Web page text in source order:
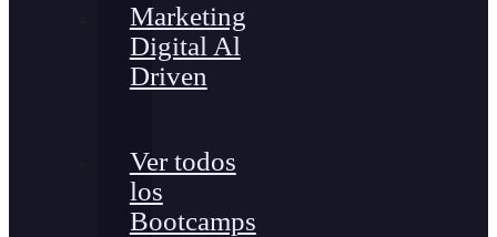
Marketing
Digital Al
Driven
Ver todos
los
Bootcamps